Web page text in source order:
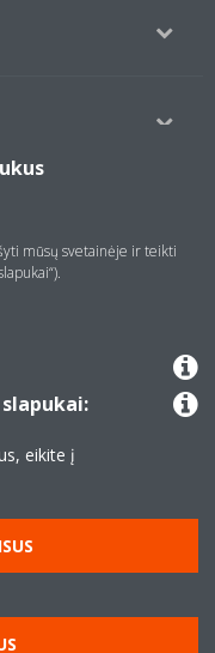
etika
mūsų svetainėje ir teikti
eikite į